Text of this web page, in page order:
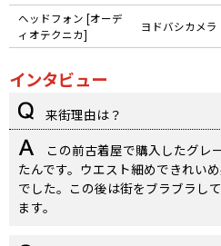
ヘッドフォン [オーデ
ィオテクニカ]
ヨドバシカメラ
インタビュー
来街理由は？
この前古着屋で購入したグレ
たんです。ウエスト細めできれい
でした。この後は街をブラブラし
ます。